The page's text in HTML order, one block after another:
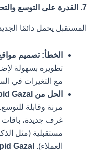
المستقبل يحمل دائمًا الجديد.
الخطأ: تصميم مواقع
تطويره بسهولة
مع التغيرات في
الحل من Rapid Gazal:
مرنة وقابلة
غرف جديدة،
مستقبلية (مثل
العملاء).Gazal